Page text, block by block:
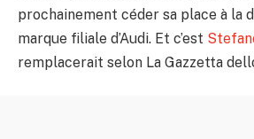
prochainement céder sa place à la
marque filiale d’Audi. Et c’est
remplacerait selon La Gazzetta